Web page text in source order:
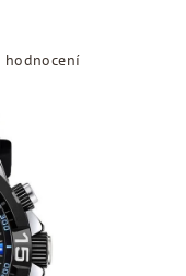
hodnocení